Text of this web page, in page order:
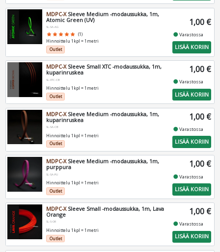
MDPC-XSleeve Medium -modaussukka, 1m,
Atomic Green (UV)
SL-SA-AG
star star star star star (1)
Hinnoittelu 1kpl = 1metri
Outlet
1,00 €
fiber_manual_recordVarastossa
LISÄÄ KORIIN
MDPC-XSleeve Small XTC -modaussukka, 1m,
kuparinruskea
SL-XTC-CB
Hinnoittelu 1kpl = 1metri
Outlet
1,00 €
fiber_manual_recordVarastossa
LISÄÄ KORIIN
MDPC-XSleeve Medium -modaussukka, 1m,
kuparinruskea
SL-SA-CB
Hinnoittelu 1kpl = 1metri
Outlet
1,00 €
fiber_manual_recordVarastossa
LISÄÄ KORIIN
MDPC-XSleeve Medium -modaussukka, 1m,
purppura
SL-SA-PU
Hinnoittelu 1kpl = 1metri
Outlet
1,00 €
fiber_manual_recordVarastossa
LISÄÄ KORIIN
MDPC-XSleeve Small -modaussukka, 1m, Lava
Orange
SL-S-OR
Hinnoittelu 1kpl = 1metri
Outlet
1,00 €
fiber_manual_recordVarastossa
LISÄÄ KORIIN